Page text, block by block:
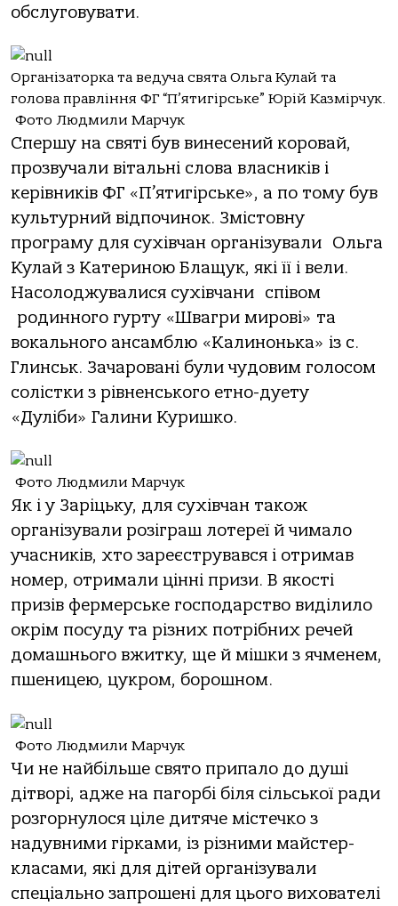
обслуговувати.
Організаторка та ведуча свята Ольга Кулай та
голова правління ФГ “П’ятигірське” Юрій Казмірчук.
Фото Людмили Марчук
Спершу на святі був винесений коровай,
прозвучали вітальні слова власників і
керівників ФГ «П’ятигірське», а по тому був
культурний відпочинок. Змістовну
програму для сухівчан організували Ольга
Кулай з Катериною Блащук, які її і вели.
Насолоджувалися сухівчани співом
родинного гурту «Швагри мирові» та
вокального ансамблю «Калинонька» із с.
Глинськ. Зачаровані були чудовим голосом
солістки з рівненського етно-дуету
«Дуліби» Галини Куришко.
Фото Людмили Марчук
Як і у Заріцьку, для сухівчан також
організували розіграш лотереї й чимало
учасників, хто зареєструвався і отримав
номер, отримали цінні призи. В якості
призів фермерське господарство виділило
окрім посуду та різних потрібних речей
домашнього вжитку, ще й мішки з ячменем,
пшеницею, цукром, борошном.
Фото Людмили Марчук
Чи не найбільше свято припало до душі
дітворі, адже на пагорбі біля сільської ради
розгорнулося ціле дитяче містечко з
надувними гірками, із різними майстер-
класами, які для дітей організували
спеціально запрошені для цього вихователі